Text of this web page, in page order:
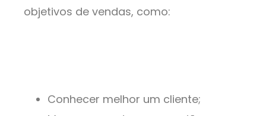
objetivos de vendas, como:
Conhecer melhor um cliente;